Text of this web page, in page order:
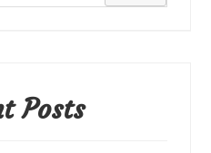
Posts